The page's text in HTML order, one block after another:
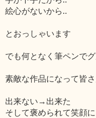
絵心がないから‥
とおっしゃいます
でも何となく筆ペンで
素敵な作品になって皆
出来ない→出来た
そして褒められて笑顔に